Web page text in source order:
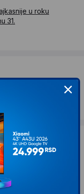
u roku
31.
2 do 6 radnih
za PC